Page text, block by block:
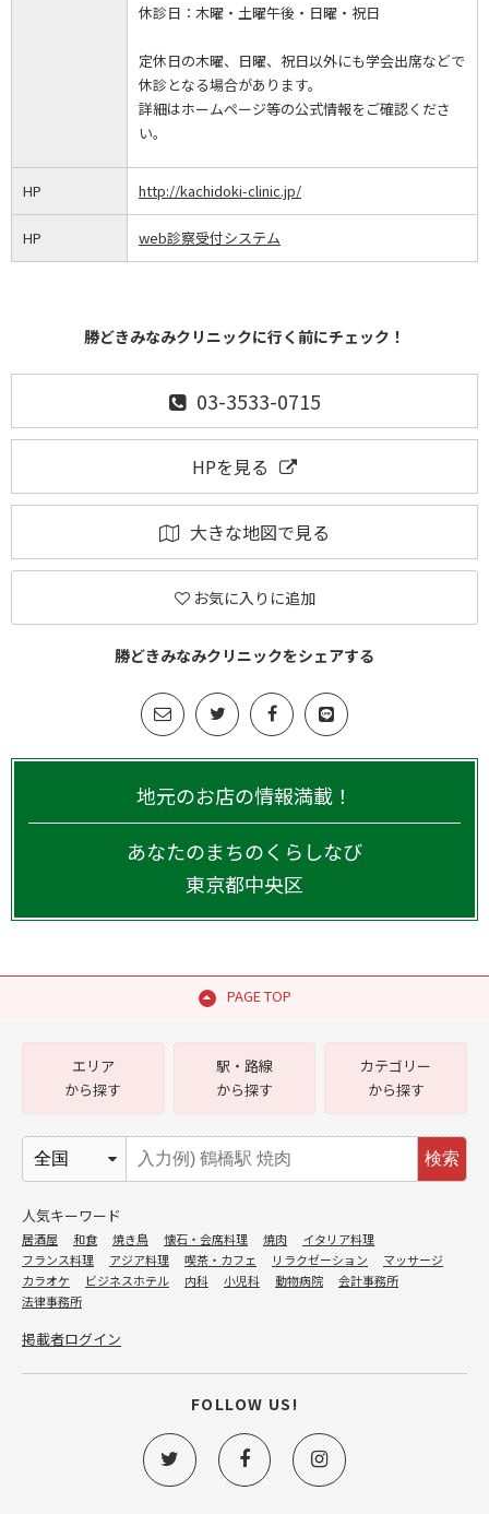
休診日：木曜・土曜午後・日曜・祝日
定休日の木曜、日曜、祝日以外にも学会出席などで
休診となる場合があります。
詳細はホームページ等の公式情報をご確認くださ
い。
HP http://kachidoki-clinic.jp/
HP web診察受付システム
勝どきみなみクリニックに行く前にチェック！
03-3533-0715
HPを見る
大きな地図で見る
お気に入りに追加
勝どきみなみクリニックをシェアする
地元のお店の情報満載！
あなたのまちのくらしなび
東京都中央区
PAGE TOP
エリア
から探す
駅・路線
から探す
カテゴリー
から探す
検索
人気キーワード
居酒屋 和食 焼き鳥 懐石・会席料理 焼肉
イタリア料理
フランス料理
アジア料理 喫茶・カフェ リラクゼーション
マッサージ
カラオケ
ビジネスホテル 内科 小児科 動物病院
会計事務所
法律事務所
掲載者ログイン
FOLLOW US!